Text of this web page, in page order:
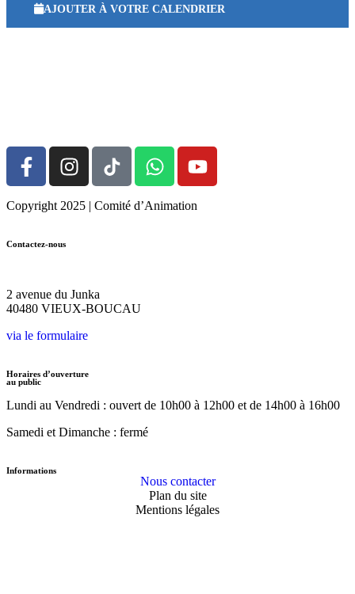
AJOUTER À VOTRE CALENDRIER
Copyright 2025 | Comité d’Animation
Contactez-nous
2 avenue du Junka
40480 VIEUX-BOUCAU
via le formulaire
Horaires d’ouverture
au public
Lundi au Vendredi : ouvert de 10h00 à 12h00 et de 14h00 à 16h00
Samedi et Dimanche : fermé
Informations
Nous contacter
Plan du site
Mentions légales